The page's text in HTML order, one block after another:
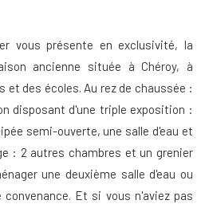
vous présente en exclusivité, la
ancienne située à Chéroy, à
des écoles. Au rez de chaussée :
disposant d'une triple exposition :
semi-ouverte, une salle d'eau et
: 2 autres chambres et un grenier
une deuxième salle d'eau ou
Et si vous n'aviez pas